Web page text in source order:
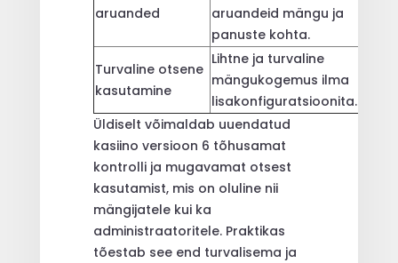
aruanded
aruandeid mängu ja
panuste kohta.
Turvaline otsene
kasutamine
Lihtne ja turvaline
mängukogemus ilma
lisakonfiguratsioonita.
Üldiselt võimaldab uuendatud
kasiino versioon 6 tõhusamat
kontrolli ja mugavamat otsest
kasutamist, mis on oluline nii
mängijatele kui ka
administraatoritele. Praktikas
tõestab see end turvalisema ja